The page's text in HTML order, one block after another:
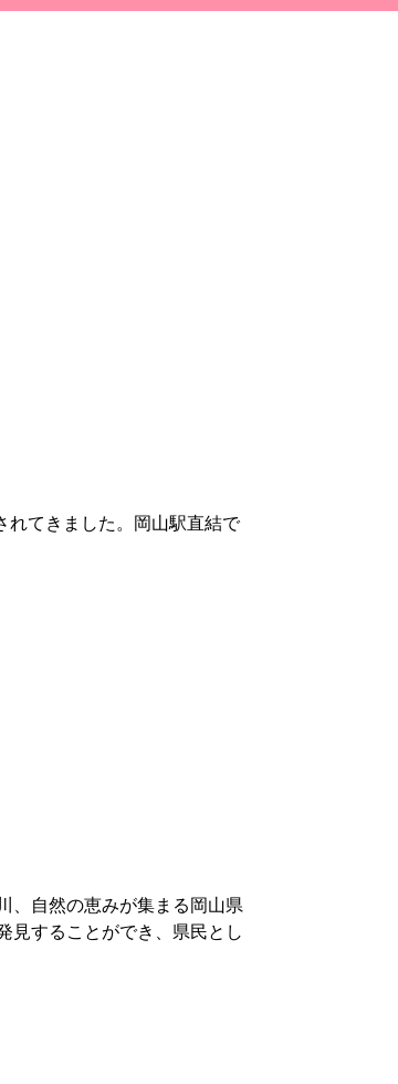
てきました。
岡山駅直結で
、
自然の恵みが集まる岡山県
見することができ、 県民とし